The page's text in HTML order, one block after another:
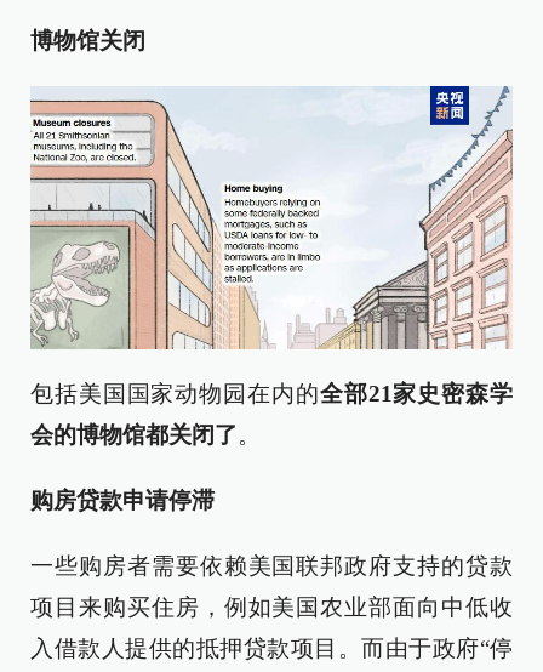
博物馆关闭
包括美国国家动物园在内的全部21家史密森学
会的博物馆都关闭了。
购房贷款申请停滞
一些购房者需要依赖美国联邦政府支持的贷款
项目来购买住房，例如美国农业部面向中低收
入借款人提供的抵押贷款项目。而由于政府“停